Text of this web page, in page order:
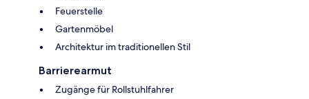
Feuerstelle
Gartenmöbel
Architektur im traditionellen Stil
Barrierearmut
Zugänge für Rollstuhlfahrer